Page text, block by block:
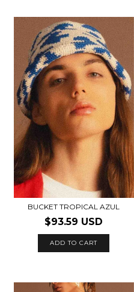
BUCKET TROPICAL AZUL
$93.59 USD